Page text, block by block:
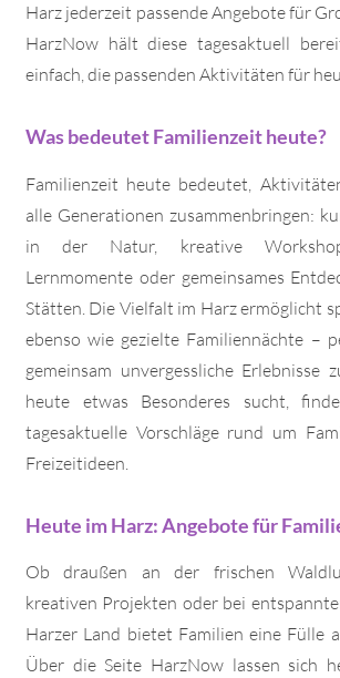
Harz jederzeit passende Angebote für
HarzNow hält diese tagesaktuell
einfach, die passenden Aktivitäten für
Was bedeutet Familienzeit heute?
Familienzeit heute bedeutet,
alle Generationen zusammenbringen:
in der Natur, kreative
Lernmomente oder gemeinsames
Stätten. Die Vielfalt im Harz ermöglicht
ebenso wie gezielte Familiennächte –
gemeinsam unvergessliche Erlebnisse
heute etwas Besonderes sucht,
tagesaktuelle Vorschläge rund um
Freizeitideen.
Heute im Harz: Angebote für
Ob draußen an der frischen
kreativen Projekten oder bei
Harzer Land bietet Familien eine Fülle
Über die Seite HarzNow lassen sich